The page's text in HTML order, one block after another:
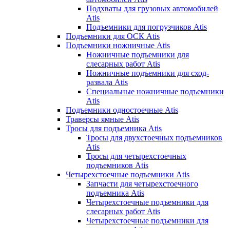
Подхваты для грузовых автомобилей
Atis
Подъемники для погрузчиков Atis
Подъемники для ОСК Atis
Подъемники ножничные Atis
Ножничные подъемники для
слесарных работ Atis
Ножничные подъемники для сход-
развала Atis
Специальные ножничные подъемники
Atis
Подъемники одностоечные Atis
Траверсы ямные Atis
Тросы для подъемника Atis
Тросы для двухстоечных подъемников
Atis
Тросы для четырехстоечных
подъемников Atis
Четырехстоечные подъемники Atis
Запчасти для четырехстоечного
подъемника Atis
Четырехстоечные подъемники для
слесарных работ Atis
Четырехстоечные подъемники для